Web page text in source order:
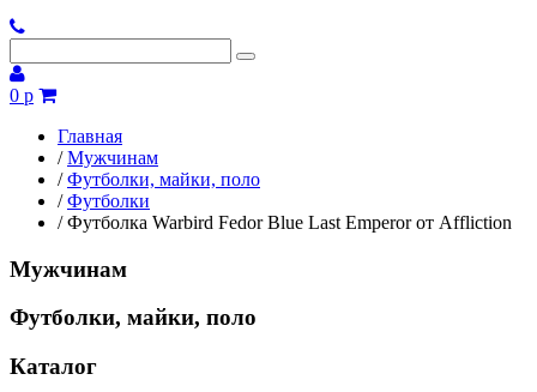
0 р
Главная
/ Мужчинам
/ Футболки, майки, поло
/ Футболки
/ Футболка Warbird Fedor Blue Last Emperor от Affliction
Мужчинам
Футболки, майки, поло
Каталог